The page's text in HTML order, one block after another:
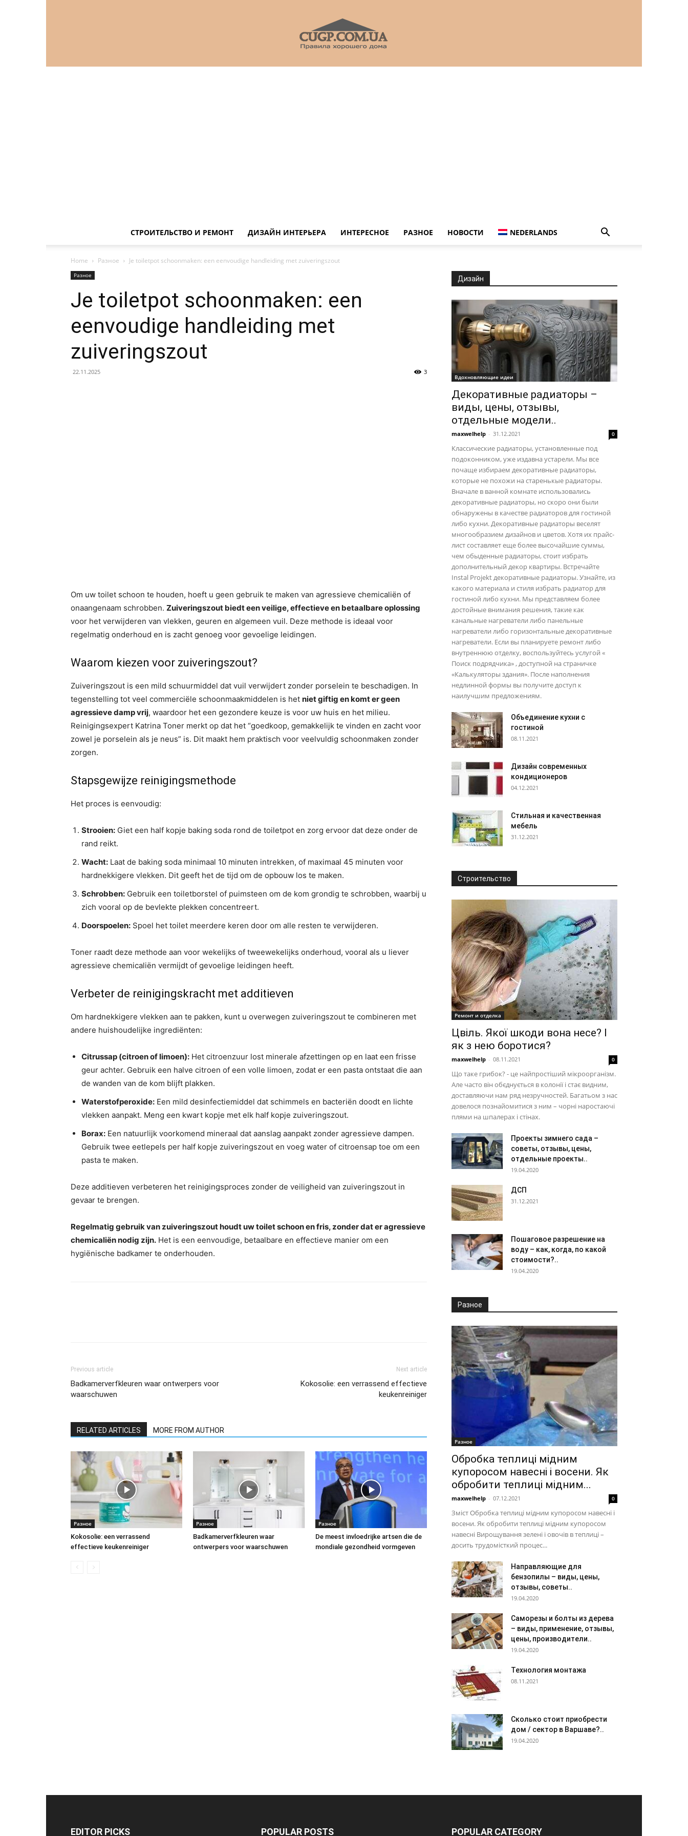
СТРОИТЕЛЬСТВО И РЕМОНТ ДИЗАЙН ИНТЕРЬЕРА ИНТЕРЕСНОЕ РАЗНОЕ НОВОСТИ NEDERLANDS
Home Разное Je toiletpot schoonmaken: een eenvoudige handleiding met zuiveringszout
Разное
Je toiletpot schoonmaken: een
eenvoudige handleiding met
zuiveringszout
22.11.2025 3
Om uw toilet schoon te houden, hoeft u geen gebruik te maken van agressieve chemicaliën of
onaangenaam schrobben. Zuiveringszout biedt een veilige, effectieve en betaalbare oplossing
voor het verwijderen van vlekken, geuren en algemeen vuil. Deze methode is ideaal voor
regelmatig onderhoud en is zacht genoeg voor gevoelige leidingen.
Waarom kiezen voor zuiveringszout?
Zuiveringszout is een mild schuurmiddel dat vuil verwijdert zonder porselein te beschadigen. In
tegenstelling tot veel commerciële schoonmaakmiddelen is het niet giftig en komt er geen
agressieve damp vrij, waardoor het een gezondere keuze is voor uw huis en het milieu.
Reinigingsexpert Katrina Toner merkt op dat het “goedkoop, gemakkelijk te vinden en zacht voor
zowel je porselein als je neus” is. Dit maakt hem praktisch voor veelvuldig schoonmaken zonder
zorgen.
Stapsgewijze reinigingsmethode
Het proces is eenvoudig:
Strooien: Giet een half kopje baking soda rond de toiletpot en zorg ervoor dat deze onder de
rand reikt.
Wacht: Laat de baking soda minimaal 10 minuten intrekken, of maximaal 45 minuten voor
hardnekkigere vlekken. Dit geeft het de tijd om de opbouw los te maken.
Schrobben: Gebruik een toiletborstel of puimsteen om de kom grondig te schrobben, waarbij u
zich vooral op de bevlekte plekken concentreert.
Doorspoelen: Spoel het toilet meerdere keren door om alle resten te verwijderen.
Toner raadt deze methode aan voor wekelijks of tweewekelijks onderhoud, vooral als u liever
agressieve chemicaliën vermijdt of gevoelige leidingen heeft.
Verbeter de reinigingskracht met additieven
Om hardnekkigere vlekken aan te pakken, kunt u overwegen zuiveringszout te combineren met
andere huishoudelijke ingrediënten:
Citrussap (citroen of limoen): Het citroenzuur lost minerale afzettingen op en laat een frisse
geur achter. Gebruik een halve citroen of een volle limoen, zodat er een pasta ontstaat die aan
de wanden van de kom blijft plakken.
Waterstofperoxide: Een mild desinfectiemiddel dat schimmels en bacteriën doodt en lichte
vlekken aanpakt. Meng een kwart kopje met elk half kopje zuiveringszout.
Borax: Een natuurlijk voorkomend mineraal dat aanslag aanpakt zonder agressieve dampen.
Gebruik twee eetlepels per half kopje zuiveringszout en voeg water of citroensap toe om een ​​
pasta te maken.
Deze additieven verbeteren het reinigingsproces zonder de veiligheid van zuiveringszout in
gevaar te brengen.
Regelmatig gebruik van zuiveringszout houdt uw toilet schoon en fris, zonder dat er agressieve
chemicaliën nodig zijn. Het is een eenvoudige, betaalbare en effectieve manier om een ​​
hygiënische badkamer te onderhouden.
Previous article
Badkamerverfkleuren waar ontwerpers voor
waarschuwen
Next article
Kokosolie: een verrassend effectieve
keukenreiniger
RELATED ARTICLES MORE FROM AUTHOR
Разное
Kokosolie: een verrassend
effectieve keukenreiniger
Разное
Badkamerverfkleuren waar
ontwerpers voor waarschuwen
Разное
De meest invloedrijke artsen die de
mondiale gezondheid vormgeven
Дизайн
Вдохновляющие идеи
Декоративные радиаторы –
виды, цены, отзывы,
отдельные модели..
maxwelhelp - 31.12.2021 0
Классические радиаторы, установленные под
подоконником, уже издавна устарели. Мы все
почаще избираем декоративные радиаторы,
которые не похожи на старенькые радиаторы.
Вначале в ванной комнате использовались
декоративные радиаторы, но скоро они были
обнаружены в качестве радиаторов для гостиной
либо кухни. Декоративные радиаторы веселят
многообразием дизайнов и цветов. Хотя их прайс-
лист составляет еще более высочайшие суммы,
чем обыденные радиаторы, стоит избрать
дополнительный декор квартиры. Встречайте
Instal Projekt декоративные радиаторы. Узнайте, из
какого материала и стиля избрать радиатор для
гостиной либо кухни. Мы представляем более
достойные внимания решения, такие как
канальные нагреватели либо панельные
нагреватели либо горизонтальные декоративные
нагреватели. Если вы планируете ремонт либо
внутреннюю отделку, воспользуйтесь услугой «
Поиск подрядчика» , доступной на страничке
«Калькуляторы здания». После наполнения
недлинной формы вы получите доступ к
наилучшим предложениям.
Объединение кухни с
гостиной
08.11.2021
Дизайн современных
кондиционеров
04.12.2021
Стильная и качественная
мебель
31.12.2021
Строительство
Ремонт и отделка
Цвіль. Якої шкоди вона несе? І
як з нею боротися?
maxwelhelp - 08.11.2021 0
Що таке грибок? - це найпростіший мікроорганізм.
Але часто він обєднується в колонії і стає видним,
доставляючи нам ряд незручностей. Багатьом з нас
довелося познайомитися з ним – чорні наростаючі
плями на шпалерах і стінах.
Проекты зимнего сада –
советы, отзывы, цены,
отдельные проекты..
19.04.2020
ДСП
31.12.2021
Пошаговое разрешение на
воду – как, когда, по какой
стоимости?..
19.04.2020
Разное
Разное
Обробка теплиці мідним
купоросом навесні і восени. Як
обробити теплиці мідним...
maxwelhelp - 07.12.2021 0
Зміст Обробка теплиці мідним купоросом навесні і
восени. Як обробити теплиці мідним купоросом
навесні Вирощування зелені і овочів в теплиці –
досить трудомісткий процес...
Направляющие для
бензопилы – виды, цены,
отзывы, советы..
19.04.2020
Саморезы и болты из дерева
– виды, применение, отзывы,
цены, производители..
19.04.2020
Технология монтажа
08.11.2021
Сколько стоит приобрести
дом / сектор в Варшаве?..
19.04.2020
EDITOR PICKS POPULAR POSTS POPULAR CATEGORY